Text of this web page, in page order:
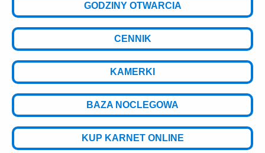
GODZINY OTWARCIA
CENNIK
KAMERKI
BAZA NOCLEGOWA
KUP KARNET ONLINE